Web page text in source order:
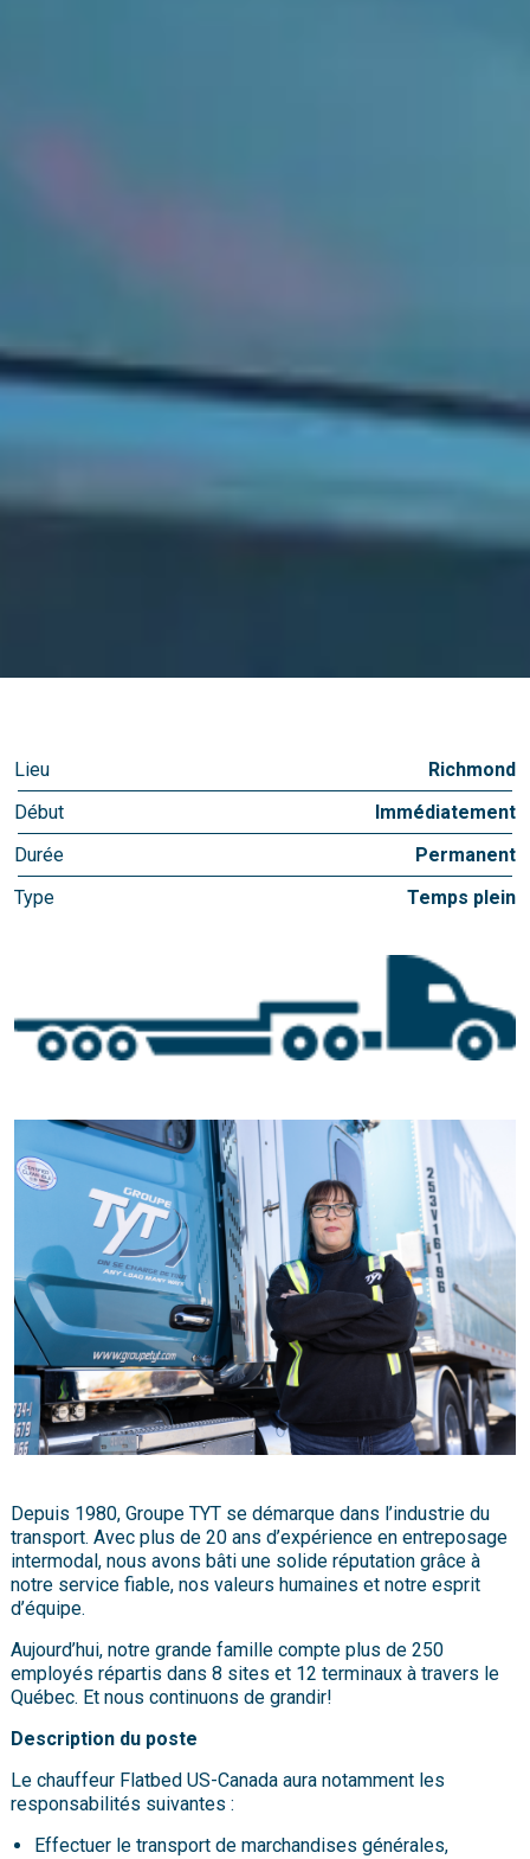
Lieu
Richmond
Début
Immédiatement
Durée
Permanent
Type
Temps plein
Depuis 1980, Groupe TYT se démarque dans l’industrie du
transport. Avec plus de 20 ans d’expérience en entreposage
intermodal, nous avons bâti une solide réputation grâce à
notre service fiable, nos valeurs humaines et notre esprit
d’équipe.
Aujourd’hui, notre grande famille compte plus de 250
employés répartis dans 8 sites et 12 terminaux à travers le
Québec. Et nous continuons de grandir!
Description du poste
Le chauffeur Flatbed US-Canada aura notamment les
responsabilités suivantes :
Effectuer le transport de marchandises générales,